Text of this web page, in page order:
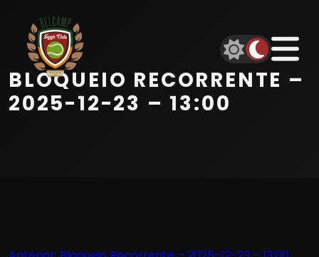
Início
Equipa
Serviços
BLOQUEIO RECORRENTE –
2025-12-23 – 13:00